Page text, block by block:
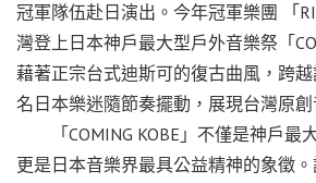
冠軍隊伍赴日演出。今年冠軍樂團 「
灣登上日本神戶最大型戶外音樂祭「
藉著正宗台式迪斯可的復古曲風，跨
名日本樂迷隨節奏擺動，展現台灣原
「COMING KOBE」不僅是神戶最
更是日本音樂界最具公益精神的象徵